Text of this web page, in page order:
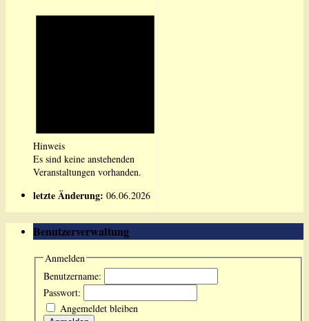
Hinweis
Es sind keine anstehenden
Veranstaltungen vorhanden.
letzte Änderung: 06.06.2026
Benutzerverwaltung
Anmelden
Benutzername:
Passwort:
Angemeldet bleiben